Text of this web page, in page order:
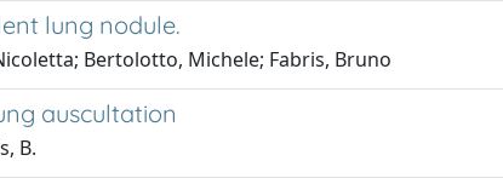
lung nodule.
Bertolotto, Michele; Fabris, Bruno
auscultation
B.